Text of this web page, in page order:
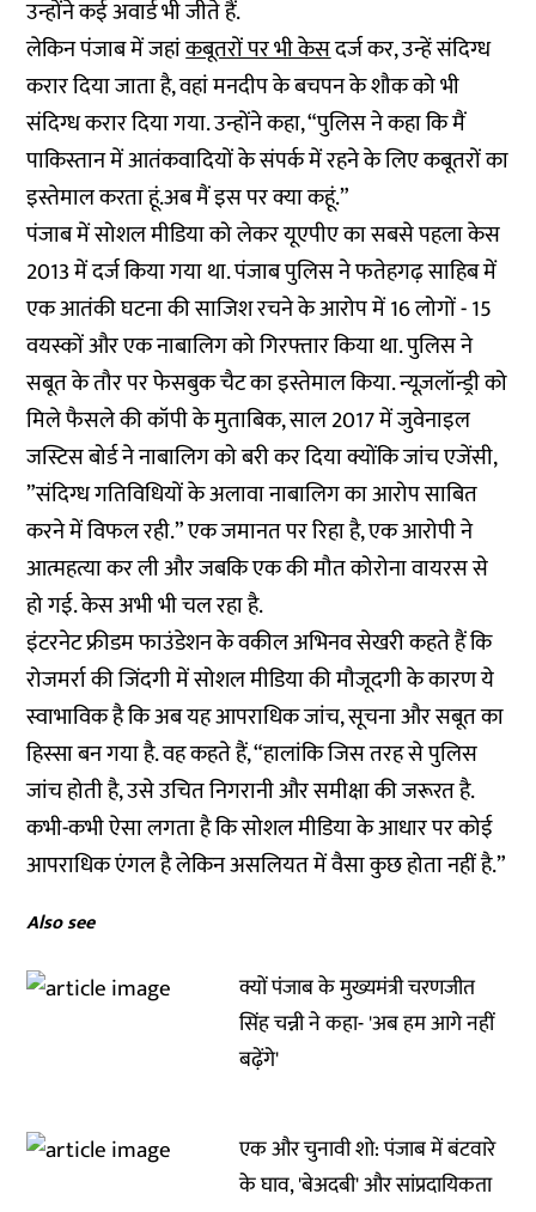
उन्होंने कई अवार्ड भी जीते हैं.
लेकिन पंजाब में जहांकबूतरों पर भी केसदर्ज कर, उन्हें संदिग्ध
करार दिया जाता है, वहां मनदीप के बचपन के शौक को भी
संदिग्ध करार दिया गया. उन्होंने कहा, “पुलिस ने कहा कि मैं
पाकिस्तान में आतंकवादियों के संपर्क में रहने के लिए कबूतरों का
इस्तेमाल करता हूं.अब मैं इस पर क्या कहूं.”
पंजाब में सोशल मीडिया को लेकर यूएपीए का सबसे पहला केस
2013 में दर्ज किया गया था. पंजाब पुलिस ने फतेहगढ़ साहिब में
एक आतंकी घटना की साजिश रचने के आरोप में 16 लोगों - 15
वयस्कों और एक नाबालिग को गिरफ्तार किया था. पुलिस ने
सबूत के तौर पर फेसबुक चैट का इस्तेमाल किया. न्यूज़लॉन्ड्री को
मिले फैसले की कॉपी के मुताबिक, साल 2017 में जुवेनाइल
जस्टिस बोर्ड ने नाबालिग को बरी कर दिया क्योंकि जांच एजेंसी,
”संदिग्ध गतिविधियों के अलावा नाबालिग का आरोप साबित
करने में विफल रही.” एक जमानत पर रिहा है, एक आरोपी ने
आत्महत्या कर ली और जबकि एक की मौत कोरोना वायरस से
हो गई. केस अभी भी चल रहा है.
इंटरनेट फ्रीडम फाउंडेशन के वकील अभिनव सेखरी कहते हैं कि
रोजमर्रा की जिंदगी में सोशल मीडिया की मौजूदगी के कारण ये
स्वाभाविक है कि अब यह आपराधिक जांच, सूचना और सबूत का
हिस्सा बन गया है. वह कहते हैं, “हालांकि जिस तरह से पुलिस
जांच होती है, उसे उचित निगरानी और समीक्षा की जरूरत है.
कभी-कभी ऐसा लगता है कि सोशल मीडिया के आधार पर कोई
आपराधिक एंगल है लेकिन असलियत में वैसा कुछ होता नहीं है.”
Also see
क्यों पंजाब के मुख्यमंत्री चरणजीत
सिंह चन्नी ने कहा- 'अब हम आगे नहीं
बढ़ेंगे'
एक और चुनावी शो: पंजाब में बंटवारे
के घाव, 'बेअदबी' और सांप्रदायिकता